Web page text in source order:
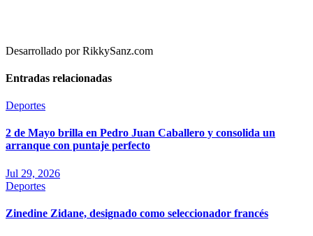
Desarrollado por RikkySanz.com
Entradas relacionadas
Deportes
2 de Mayo brilla en Pedro Juan Caballero y consolida un
arranque con puntaje perfecto
Jul 29, 2026
Deportes
Zinedine Zidane, designado como seleccionador francés